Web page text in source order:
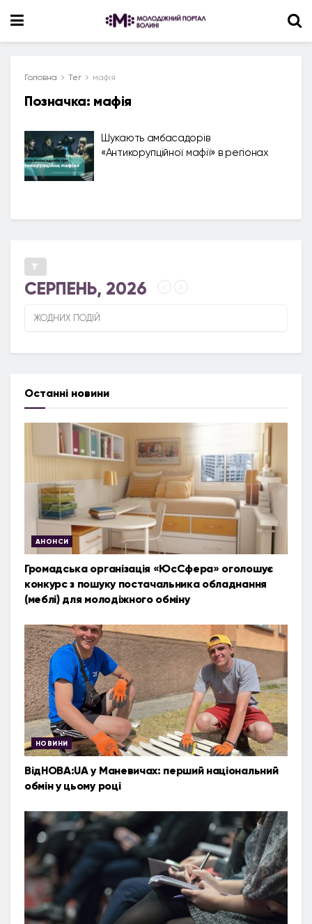
Головна Тег мафія
Позначка: мафія
Шукають амбасадорів
«Антикорупційної мафії» в регіонах
СЕРПЕНЬ, 2026
ЖОДНИХ ПОДІЙ
Останні новини
АНОНСИ
Громадська організація «ЮсСфера» оголошує
конкурс з пошуку постачальника обладнання
(меблі) для молодіжного обміну
НОВИНИ
ВідНОВА:UA у Маневичах: перший національний
обмін у цьому році